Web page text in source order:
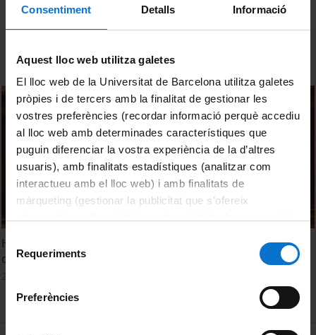
Consentiment Detalls Informació
Aquest lloc web utilitza galetes
El lloc web de la Universitat de Barcelona utilitza galetes
pròpies i de tercers amb la finalitat de gestionar les
vostres preferències (recordar informació perquè accediu
al lloc web amb determinades característiques que
puguin diferenciar la vostra experiència de la d’altres
usuaris), amb finalitats estadístiques (analitzar com
interactueu amb el lloc web) i amb finalitats de
màrqueting (gestionar la publicitat que s’ofereix
consultar laPolítica de galetes del lloc web de la
de Requeriments
Preferències
Sort
Health communication and miscommunication. Panel
discussion